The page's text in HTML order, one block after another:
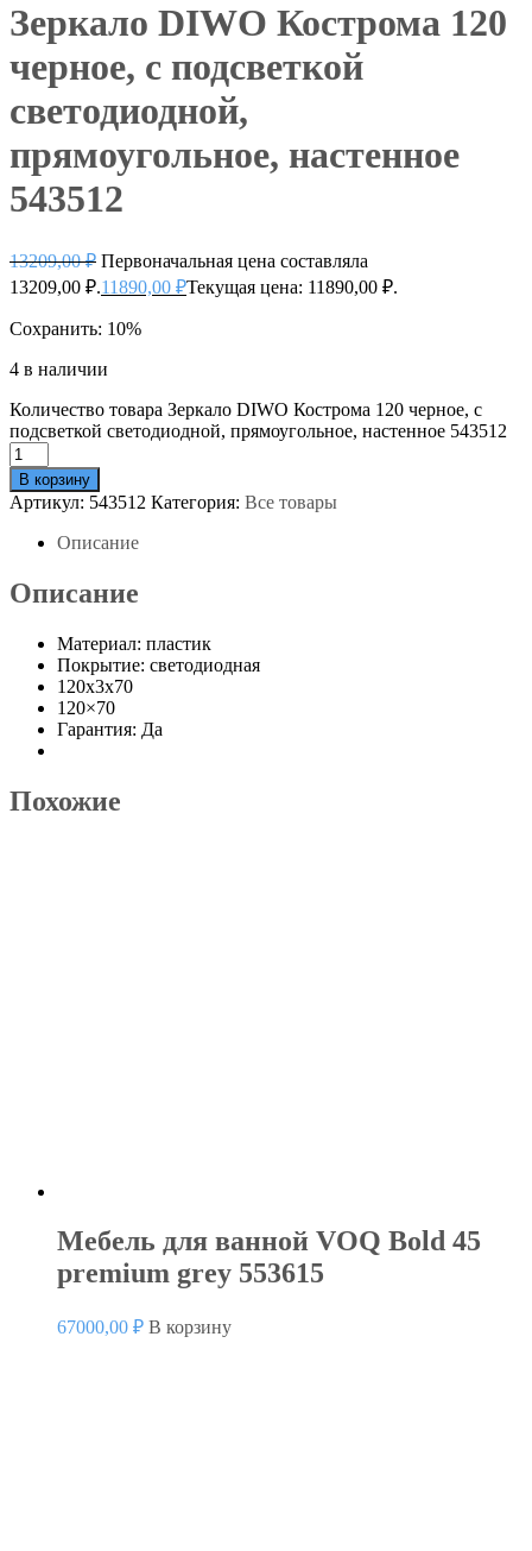
Зеркало DIWO Кострома 120
черное, с подсветкой
светодиодной,
прямоугольное, настенное
543512
13209,00₽ Первоначальная цена составляла
13209,00 ₽.11890,00 ₽Текущая цена: 11890,00 ₽.
Сохранить: 10%
4 в наличии
Количество товара Зеркало DIWO Кострома 120 черное, с
подсветкой светодиодной, прямоугольное, настенное 543512
В корзину
Артикул: 543512 Категория: Все товары
Описание
Описание
Материал: пластик
Покрытие: светодиодная
120x3x70
120×70
Гарантия: Да
Похожие
Мебель для ванной VOQ Bold 45
premium grey 553615
67000,00 ₽ В корзину